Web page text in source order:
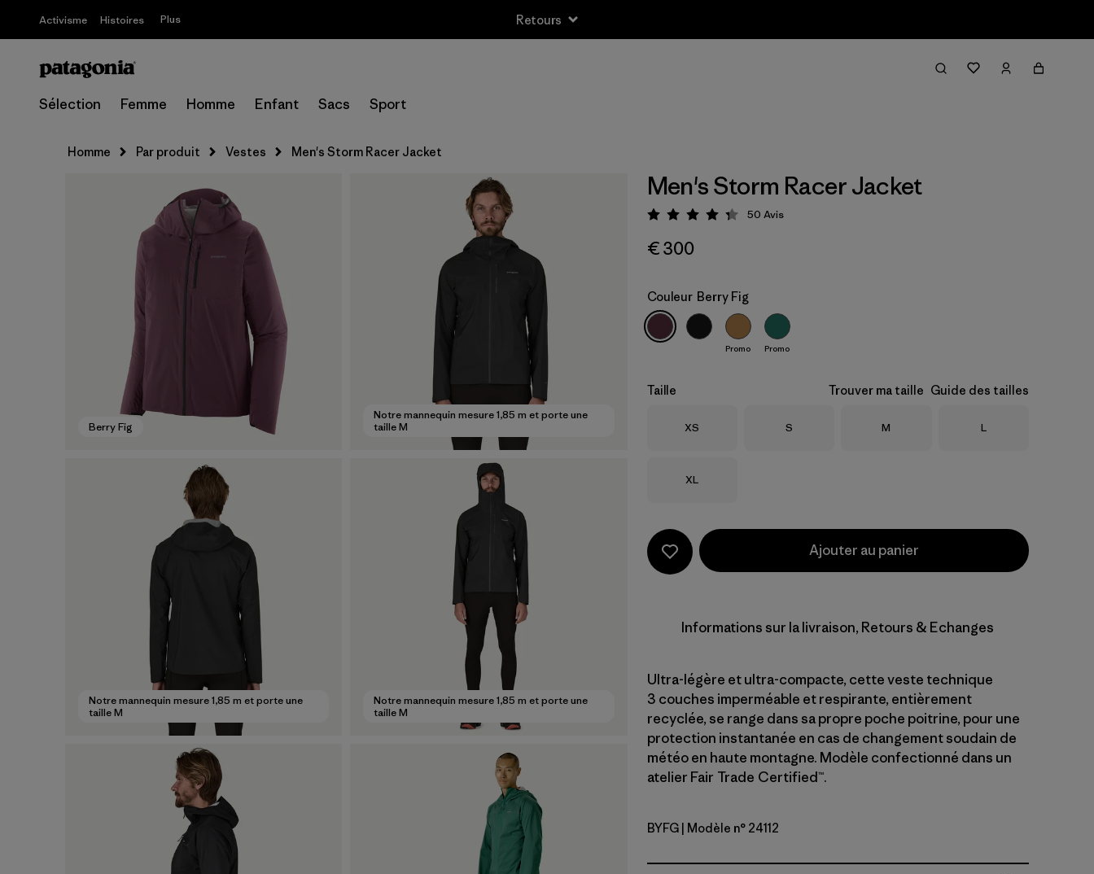
Activisme Histoires Plus Retours
Sélection Femme Homme Enfant Sacs Sport
Homme Par produit Vestes Men's Storm Racer Jacket
Berry Fig
Notre mannequin mesure 1,85 m et porte une
taille M
Notre mannequin mesure 1,85 m et porte une
taille M
Notre mannequin mesure 1,85 m et porte une
taille M
Men's Storm Racer Jacket
Évaluation: 4.3 / 5
50 Avis
€ 300
Couleur Berry Fig
Promo Promo
Taille Trouver ma taille Guide des tailles
Taille
XS Taille
S Taille
M Taille
L
Taille
XL
Ajouter au panier
Informations sur la livraison, Retours & Echanges
Ultra-légère et ultra-compacte, cette veste technique
3 couches imperméable et respirante, entièrement
recyclée, se range dans sa propre poche poitrine, pour une
protection instantanée en cas de changement soudain de
météo en haute montagne. Modèle confectionné dans un
atelier Fair Trade Certified™.
Berry Fig
BYFG | Modèle n° 24112